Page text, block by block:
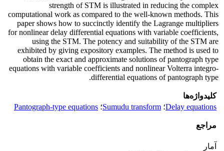
strength of STM is illustrated in reducing the complex
computational work as compared to the well-known methods. This
paper shows how to succinctly identify the Lagrange multipliers
for nonlinear delay differential equations with variable coefficients,
using the STM. The potency and suitability of the STM are
exhibited by giving expository examples. The method is used to
obtain the exact and approximate solutions of pantograph type
equations with variable coefficients and nonlinear Volterra integro-
differential equations of pantograph type.
کلیدواژه‌ها
Delay equations؛ Sumudu transform؛ Pantograph-type equations
مراجع
آمار